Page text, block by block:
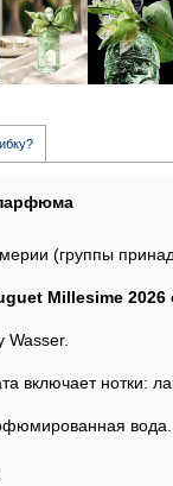
(группы
Millesime 2026
включает нотки:
вода.